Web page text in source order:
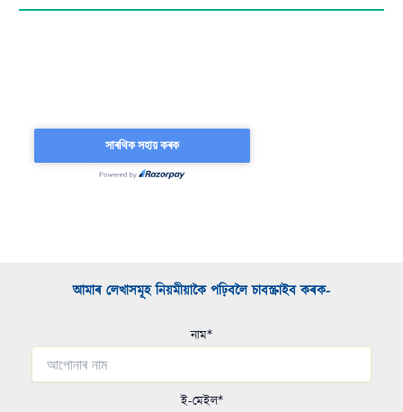
আমাৰ লেখাসমূহ নিয়মীয়াকৈ পঢ়িবলৈ চাবস্ক্ৰাইব কৰক-​
নাম*
ই-মেইল*